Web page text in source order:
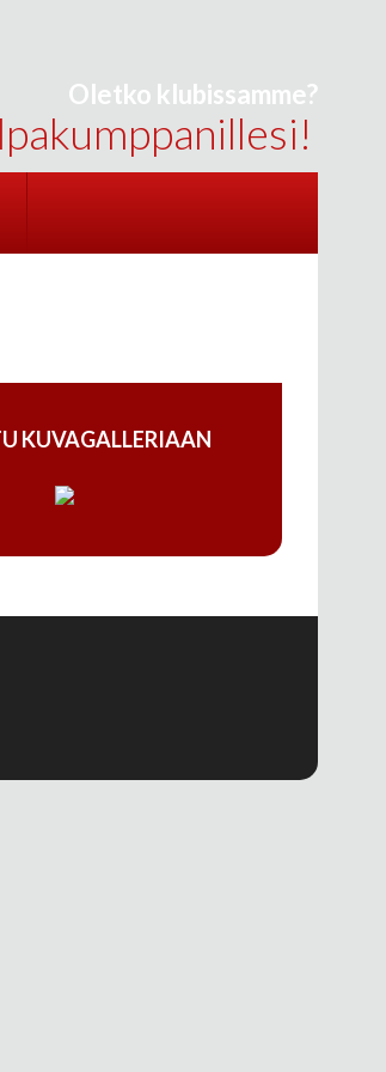
Oletko klubissamme?
KUVAGALLERIAAN